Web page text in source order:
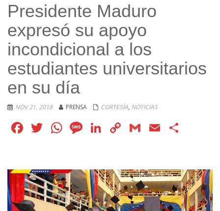
Presidente Maduro
expresó su apoyo
incondicional a los
estudiantes universitarios
en su día
NOV 21, 2018 PRENSA CORTESÍA, NOTICIAS
Facebook
Twitter
WhatsApp
Message
LinkedIn
CopyGmailEmail